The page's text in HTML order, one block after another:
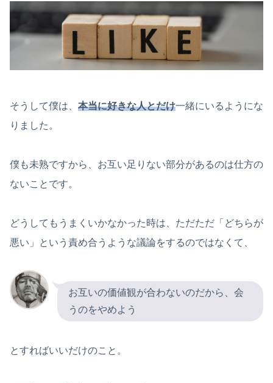
そうして僕は、 本当に好きな人とだけ一緒にいるようにな
りました。
僕も未熟ですから、お互い足りない部分があるのは仕方の
ないことです。
どうしてもうまくいかなかった時は、ただただ「どちらが
悪い」という責め合うような議論をするのではなくて、
お互いの価値観が合わないのだから、会
うのをやめよう
とすればいいだけのこと。